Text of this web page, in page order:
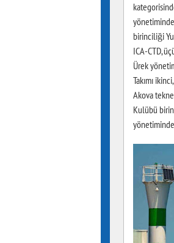
birinciliği
ICA-CTD,
Ürek
Takımı
Akova
Kulübü